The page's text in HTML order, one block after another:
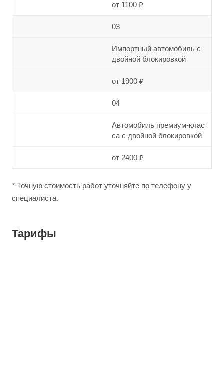
от 1100 ₽
03
Импортный автомобиль с
двойной блокировкой
от 1900 ₽
04
Автомобиль премиум-клас
са с двойной блокировкой
от 2400 ₽
* Точную стоимость работ уточняйте по телефону у
специалиста.
Тарифы